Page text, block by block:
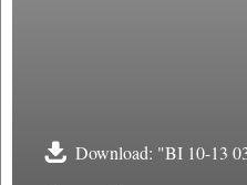
Download: "BI 10-13